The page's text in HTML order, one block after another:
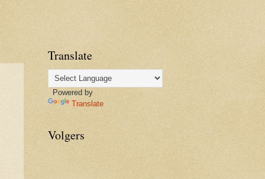
Translate
Powered by
Translate
Volgers